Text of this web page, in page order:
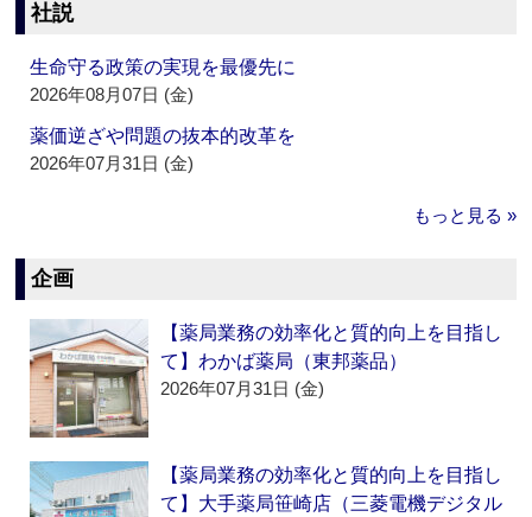
社説
生命守る政策の実現を最優先に
2026年08月07日 (金)
薬価逆ざや問題の抜本的改革を
2026年07月31日 (金)
もっと見る »
企画
【薬局業務の効率化と質的向上を目指し
て】わかば薬局（東邦薬品）
2026年07月31日 (金)
【薬局業務の効率化と質的向上を目指し
て】大手薬局笹崎店（三菱電機デジタル